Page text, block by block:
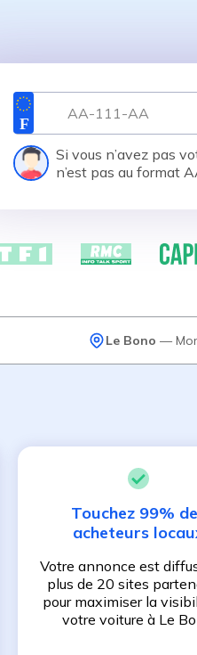
Si vous n’avez pas
n’est pas au format
Le Bono —
Touchez 99%
acheteurs
Votre annonce est
plus de 20 sites
pour maximiser la
votre voiture à Le